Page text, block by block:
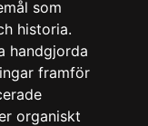
som
historia.
handgjorda
framför
organiskt